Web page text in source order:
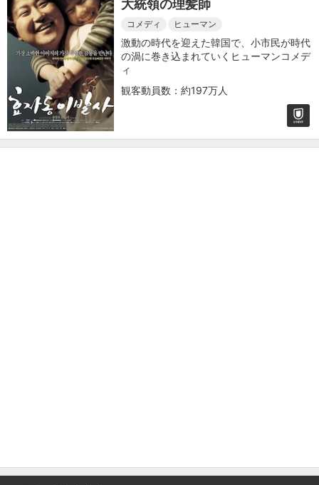
大統領の理髪師
コメディ ヒューマン
激動の時代を迎えた韓国で、小市民が時代
の渦に巻き込まれていくヒューマンコメデ
ィ
観客動員数：約197万人